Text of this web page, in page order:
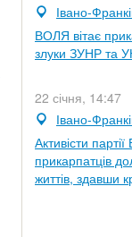
Івано-
ВОЛЯ вітає
злуки ЗУНР та
22 січня, 14:47
Івано-
Активісти
прикарпатців
життів, здавши